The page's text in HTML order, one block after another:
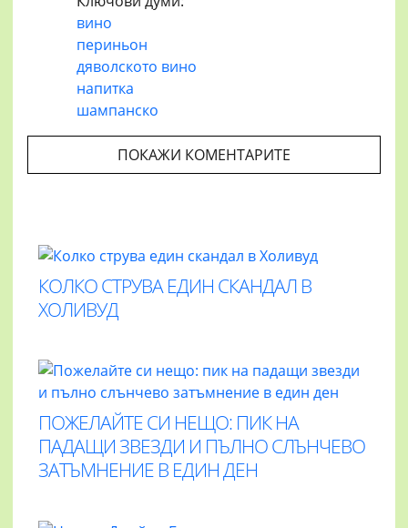
вино
периньон
дяволското вино
напитка
шампанско
ПОКАЖИ КОМЕНТАРИТЕ
КОЛКО СТРУВА ЕДИН СКАНДАЛ В
ХОЛИВУД
ПОЖЕЛАЙТЕ СИ НЕЩО: ПИК НА
ПАДАЩИ ЗВЕЗДИ И ПЪЛНО СЛЪНЧЕВО
ЗАТЪМНЕНИЕ В ЕДИН ДЕН